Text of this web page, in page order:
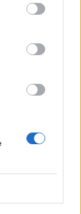
10
2,5